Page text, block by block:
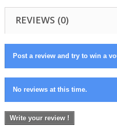
REVIEWS (0)
Post a review and try to win a
No reviews at this time.
Write your review !